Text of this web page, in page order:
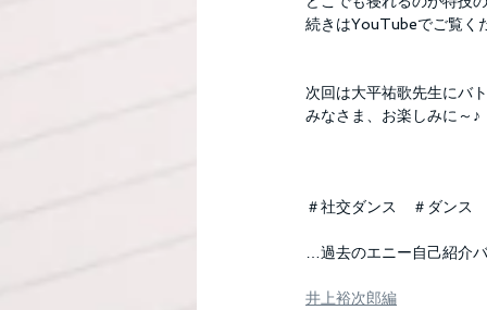
続きはYouTubeでご覧く
次回は大平祐歌先生にバ
みなさま、お楽しみに～♪
＃社交ダンス　＃ダンス
…過去のエニー自己紹介
井上裕次郎編